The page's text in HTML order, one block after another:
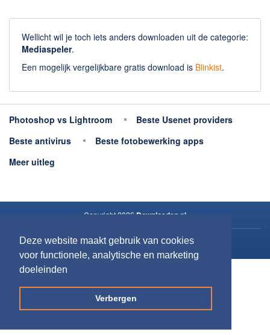
Deze website maakt gebruik van cookies
voor functionele, analytische en marketing
doeleinden
Verbergen
Wellicht wil je toch iets anders downloaden uit de categorie:
Mediaspeler.
Een mogelijk vergelijkbare gratis download is Blinkist.
Photoshop vs Lightroom
Beste Usenet providers
Beste antivirus
Beste fotobewerking apps
Meer uitleg
Copyright 2026 Downloaden.nl
Contact opnemen